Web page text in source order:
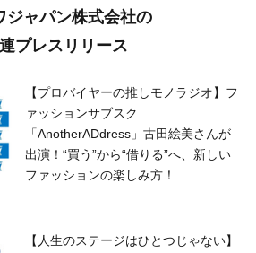
ジャパン株式会社の
プレスリリース
【プロバイヤーの推しモノラジオ】フ
ァッションサブスク
「AnotherADdress」古田絵美さんが
出演！“買う”から“借りる”へ、新しい
ファッションの楽しみ方！
【人生のステージはひとつじゃない】